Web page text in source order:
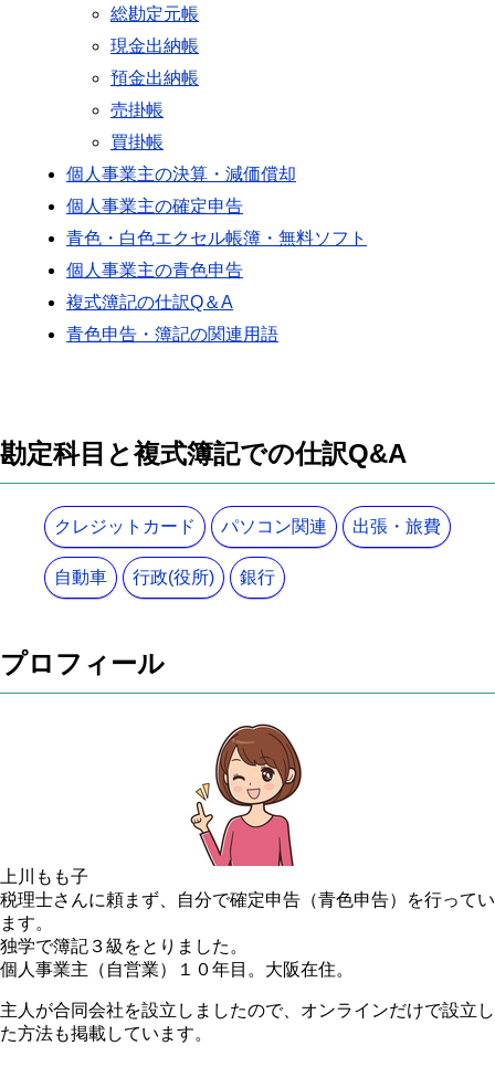
総勘定元帳
現金出納帳
預金出納帳
売掛帳
買掛帳
個人事業主の決算・減価償却
個人事業主の確定申告
青色・白色エクセル帳簿・無料ソフト
個人事業主の青色申告
複式簿記の仕訳Q＆A
青色申告・簿記の関連用語
勘定科目と複式簿記での仕訳Q&A
クレジットカード パソコン関連 出張・旅費
自動車 行政(役所) 銀行
プロフィール
上川もも子
税理士さんに頼まず、自分で確定申告（青色申告）を行ってい
ます。
独学で簿記３級をとりました。
個人事業主（自営業）１０年目。 大阪在住。
主人が合同会社を設立しましたので、オンラインだけで設立し
た方法も掲載しています。